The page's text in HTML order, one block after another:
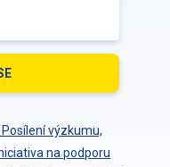
Posílení výzkumu,
na podporu